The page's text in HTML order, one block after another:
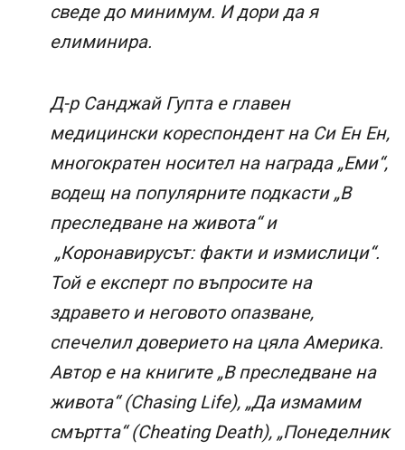
сведе до минимум. И дори да я
елиминира.
Д-р Санджай Гупта е главен
медицински кореспондент на Си Ен Ен,
многократен носител на награда „Еми“,
водещ на популярните подкасти „В
преследване на живота“ и
„Коронавирусът: факти и измислици“.
Той е експерт по въпросите на
здравето и неговото опазване,
спечелил доверието на цяла Америка.
Автор е на книгите „В преследване на
живота“ (Chasing Life), „Да измамим
смъртта“ (Cheating Death), „Понеделник